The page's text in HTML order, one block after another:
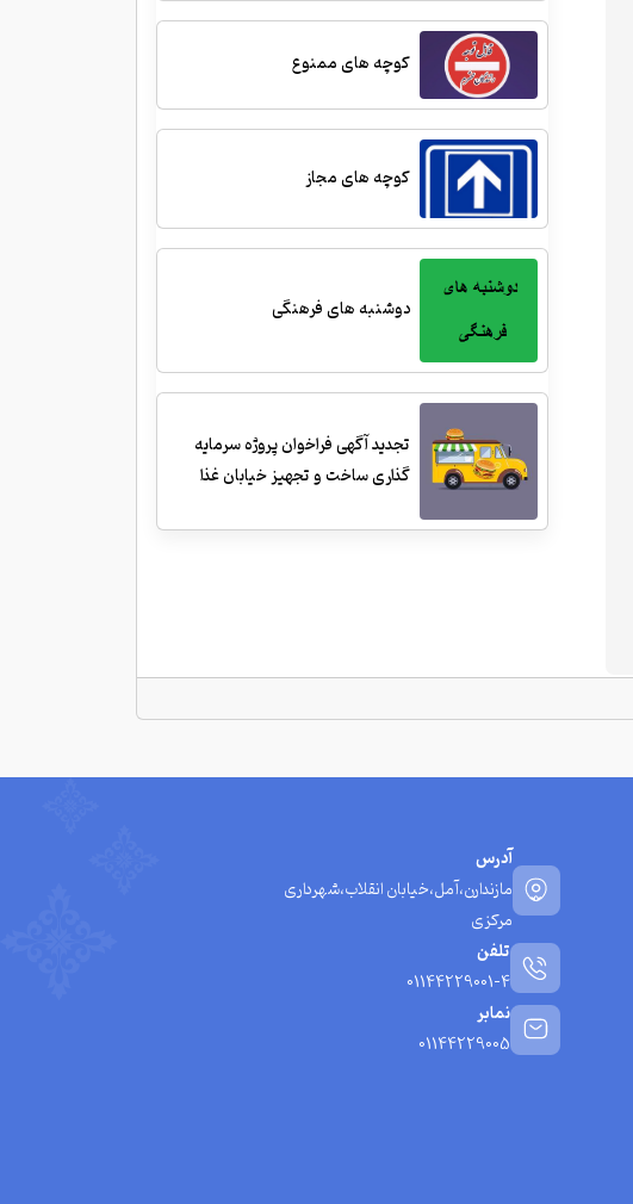
کوچه های ممنوع
کوچه های مجاز
دوشنبه های فرهنگی
تجدید آگهی فراخوان پروژه سرمایه
گذاری ساخت و تجهیز خیابان غذا
آدرس
مازندارن،آمل،خیابان انقلاب،شهرداری
مرکزی
تلفن
01144229001-4
نمابر
01144229005